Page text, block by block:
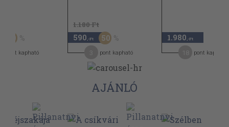
50
pont kapható
1.180 Ft
590 ,-Ft 50
pont kapható
1.980 ,-Ft
pont kapható
AJÁNLÓ